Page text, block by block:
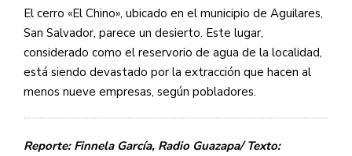
El cerro «El Chino», ubicado en el municipio de Aguilares,
San Salvador, parece un desierto. Este lugar,
considerado como el reservorio de agua de la localidad,
está siendo devastado por la extracción que hacen al
menos nueve empresas, según pobladores.
Reporte: Finnela García, Radio Guazapa/ Texto: